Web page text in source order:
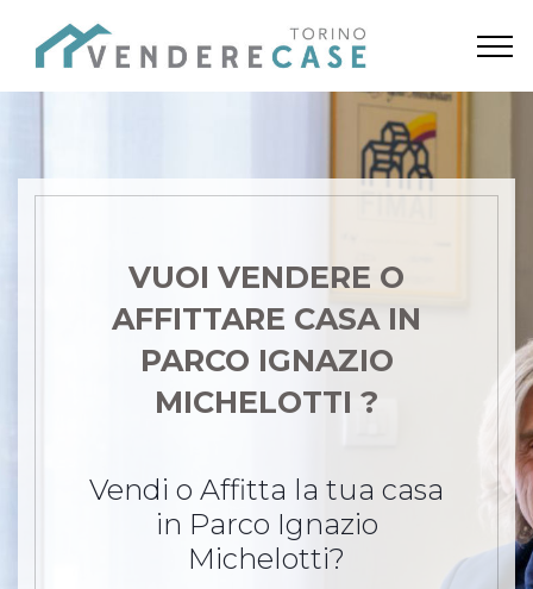
VUOI VENDERE O
AFFITTARE CASA IN
PARCO IGNAZIO
MICHELOTTI ?
Vendi o Affitta la tua casa
in Parco Ignazio
Michelotti?